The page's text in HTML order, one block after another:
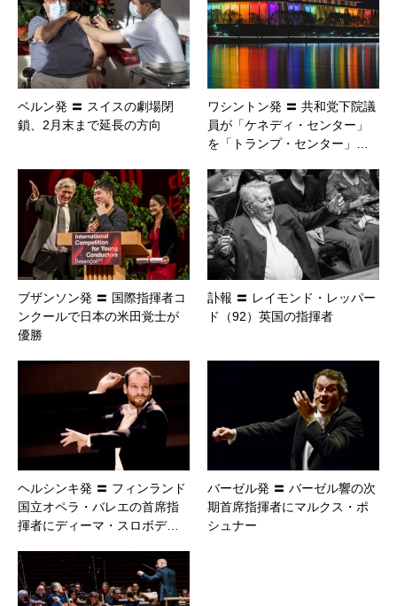
ベルン発 〓 スイスの劇場閉
鎖、2月末まで延長の方向
ワシントン発 〓 共和党下院議
員が「ケネディ・センター」
を「トランプ・センター」…
ブザンソン発 〓 国際指揮者コ
ンクールで日本の米田覚士が
優勝
訃報 〓 レイモンド・レッパー
ド（92）英国の指揮者
ヘルシンキ発 〓 フィンランド
国立オペラ・バレエの首席指
揮者にディーマ・スロボデ…
バーゼル発 〓 バーゼル響の次
期首席指揮者にマルクス・ポ
シュナー